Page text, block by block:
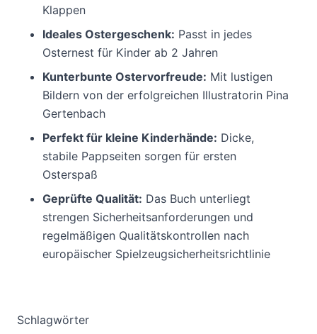
Klappen
Ideales Ostergeschenk: Passt in jedes
Osternest für Kinder ab 2 Jahren
Kunterbunte Ostervorfreude: Mit lustigen
Bildern von der erfolgreichen Illustratorin Pina
Gertenbach
Perfekt für kleine Kinderhände: Dicke,
stabile Pappseiten sorgen für ersten
Osterspaß
Geprüfte Qualität: Das Buch unterliegt
strengen Sicherheitsanforderungen und
regelmäßigen Qualitätskontrollen nach
europäischer Spielzeugsicherheitsrichtlinie
Schlagwörter